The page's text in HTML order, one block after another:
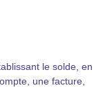
le solde, en
une facture,